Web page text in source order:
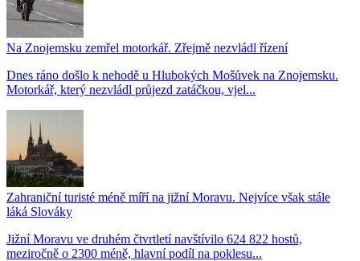
Na Znojemsku zemřel motorkář. Zřejmě nezvládl řízení
Dnes ráno došlo k nehodě u Hlubokých Mošůvek na Znojemsku.
Motorkář, který nezvládl průjezd zatáčkou, vjel...
Zahraniční turisté méně míří na jižní Moravu. Nejvíce však stále
láká Slováky
Jižní Moravu ve druhém čtvrtletí navštívilo 624 822 hostů,
meziročně o 2300 méně, hlavní podíl na poklesu...